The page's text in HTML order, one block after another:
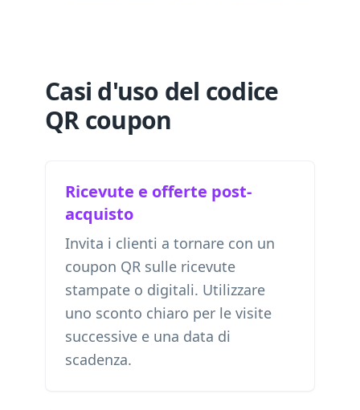
Casi d'uso del codice
QR coupon
Ricevute e offerte post-
acquisto
Invita i clienti a tornare con un
coupon QR sulle ricevute
stampate o digitali. Utilizzare
uno sconto chiaro per le visite
successive e una data di
scadenza.